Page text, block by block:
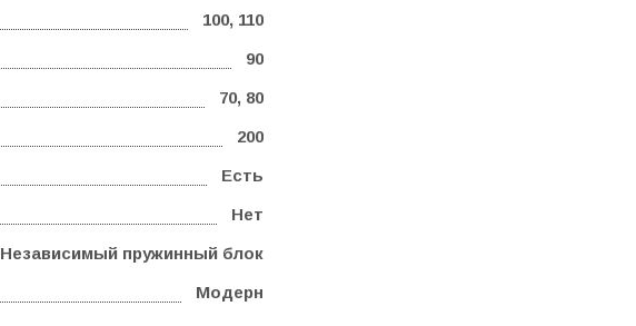
100, 110
90
70, 80
200
Есть
Нет
Независимый пружинный блок
Модерн